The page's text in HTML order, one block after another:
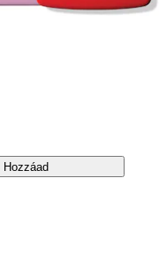
Hozzáad